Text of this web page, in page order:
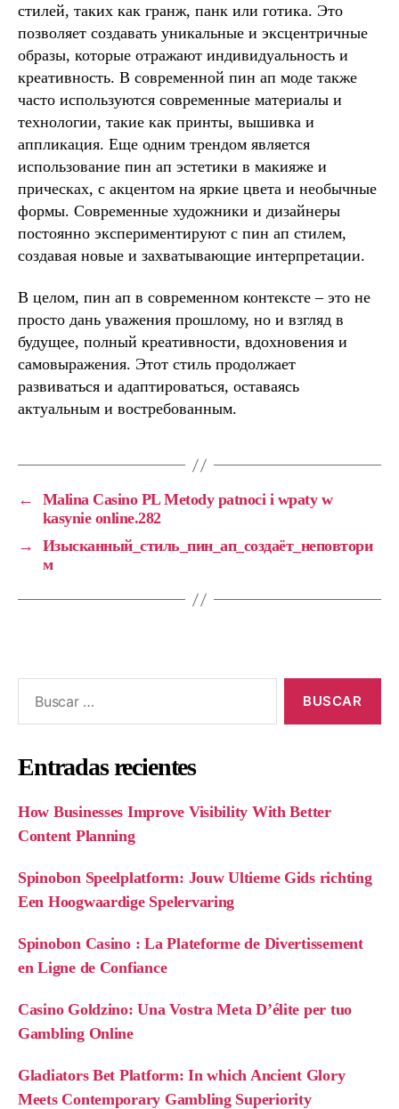
стилей, таких как гранж, панк или готика. Это
позволяет создавать уникальные и эксцентричные
образы, которые отражают индивидуальность и
креативность. В современной пин ап моде также
часто используются современные материалы и
технологии, такие как принты, вышивка и
аппликация. Еще одним трендом является
использование пин ап эстетики в макияже и
прическах, с акцентом на яркие цвета и необычные
формы. Современные художники и дизайнеры
постоянно экспериментируют с пин ап стилем,
создавая новые и захватывающие интерпретации.
В целом, пин ап в современном контексте – это не
просто дань уважения прошлому, но и взгляд в
будущее, полный креативности, вдохновения и
самовыражения. Этот стиль продолжает
развиваться и адаптироваться, оставаясь
актуальным и востребованным.
←
Malina Casino PL Metody patnoci i wpaty w
kasynie online.282
→
Изысканный_стиль_пин_ап_создаёт_неповтори
м
Entradas recientes
How Businesses Improve Visibility With Better
Content Planning
Spinobon Speelplatform: Jouw Ultieme Gids richting
Een Hoogwaardige Spelervaring
Spinobon Casino : La Plateforme de Divertissement
en Ligne de Confiance
Casino Goldzino: Una Vostra Meta D’élite per tuo
Gambling Online
Gladiators Bet Platform: In which Ancient Glory
Meets Contemporary Gambling Superiority